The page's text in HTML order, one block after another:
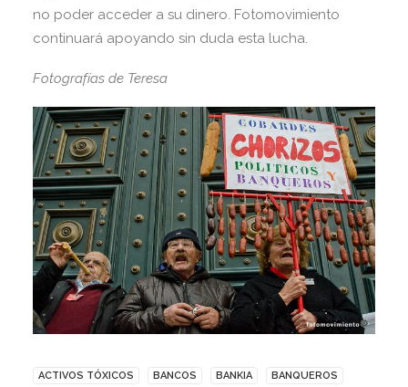
no poder acceder a su dinero. Fotomovimiento
continuará apoyando sin duda esta lucha.
Fotografías de Teresa
ACTIVOS TÓXICOS BANCOS BANKIA BANQUEROS